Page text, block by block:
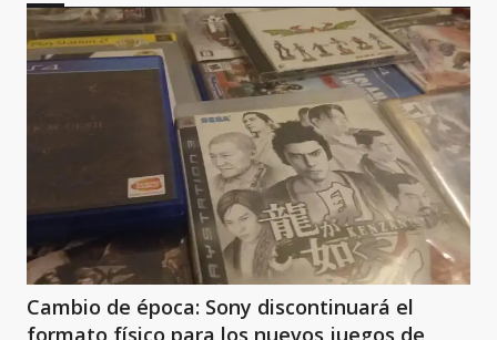
Cambio de época: Sony discontinuará el
formato físico para los nuevos juegos de